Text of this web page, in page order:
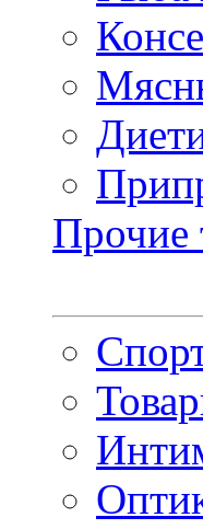
Прочие